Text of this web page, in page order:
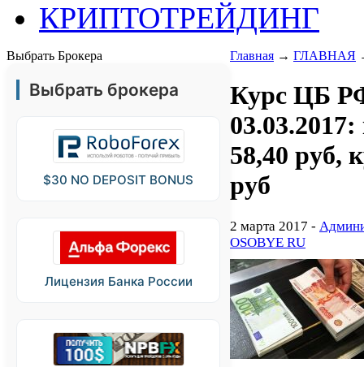
КРИПТОТРЕЙДИНГ
Выбрать Брокера
Выбрать брокера
$30 NO DEPOSIT BONUS
Лицензия Банка России
Главная → ГЛАВНАЯ
Курс ЦБ
58,40 руб,
руб
2 марта 2017 -
OSOBYE RU